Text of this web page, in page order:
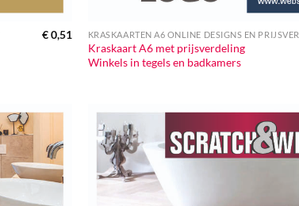
€0,51 KRASKAARTEN A6 ONLINE DESIGNS EN
Kraskaart A6 met prijsverdeling
Winkels in tegels en badkamers